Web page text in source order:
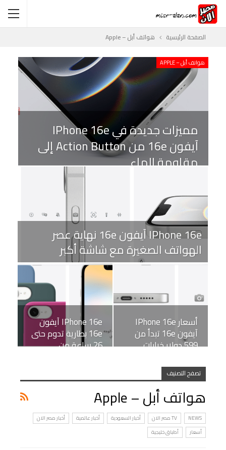
الصفحة الرئيسية هواتف أبل – Apple
هواتف أبل – APPLE
مميزات جديدة في IPhone 16e
آيفون 16e من Action Button إلى
مقاومة الماء
IPhone 16e آيفون 16e نهاية عصر
الهواتف الصغيرة مع شاشة أكبر
أسعار IPhone 16e
آيفون 16e تبدأ من
599 دولار خيارات…
IPhone 16e آيفون
16e بطارية تدوم حتى
26 ساعة من
تصفح التصنيف
هواتف أبل – Apple
NEWS TV مصر الان أخبار السعودية أخبار عالمية
أخبار مصر الان
أسعار
أطباق خليجية